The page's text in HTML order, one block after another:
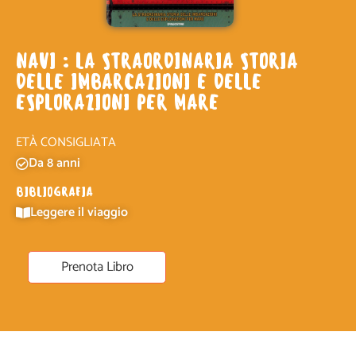
NAVI : LA STRAORDINARIA STORIA
DELLE IMBARCAZIONI E DELLE
ESPLORAZIONI PER MARE
ETÀ CONSIGLIATA
Da 8 anni
BIBLIOGRAFIA
Leggere il viaggio
Prenota Libro